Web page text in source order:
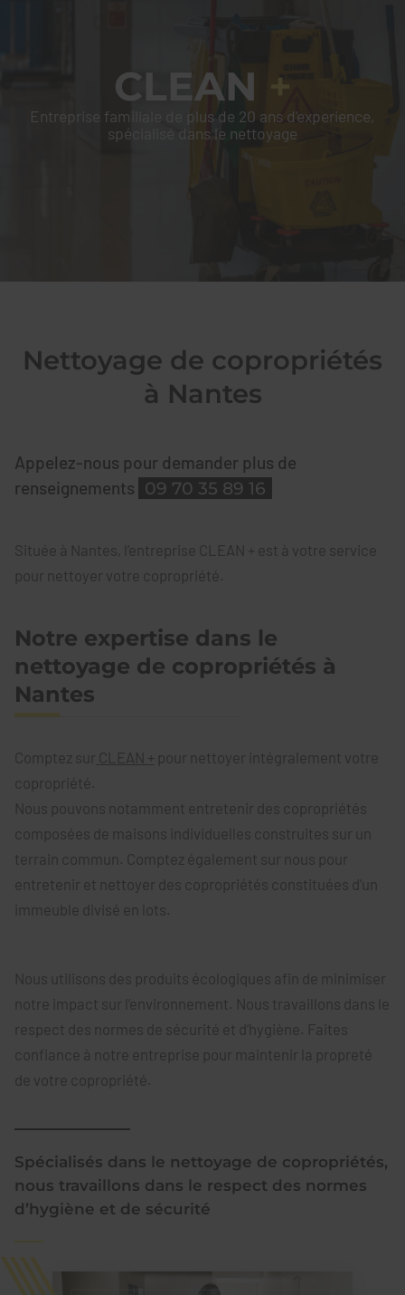
CLEAN +
Entreprise familiale de plus de 20 ans d'experience,
spécialisé dans le nettoyage
Nettoyage de copropriétés
à Nantes
Appelez-nous pour demander plus de
renseignements 09 70 35 89 16
Située à Nantes, l’entreprise CLEAN + est à votre service
pour nettoyer votre copropriété.
Notre expertise dans le
nettoyage de copropriétés à
Nantes
Comptez sur CLEAN + pour nettoyer intégralement votre
copropriété.
Nous pouvons notamment entretenir des copropriétés
composées de maisons individuelles construites sur un
terrain commun. Comptez également sur nous pour
entretenir et nettoyer des copropriétés constituées d’un
immeuble divisé en lots.
Nous utilisons des produits écologiques afin de minimiser
notre impact sur l’environnement. Nous travaillons dans le
respect des normes de sécurité et d’hygiène. Faites
confiance à notre entreprise pour maintenir la propreté
de votre copropriété.
Spécialisés dans le nettoyage de copropriétés,
nous travaillons dans le respect des normes
d’hygiène et de sécurité